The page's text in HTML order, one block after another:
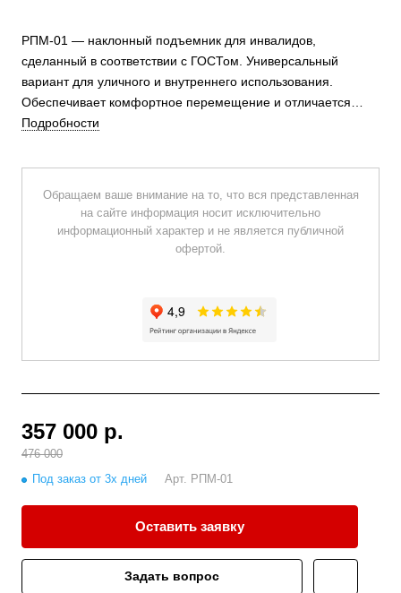
РПМ-01 — наклонный подъемник для инвалидов,
сделанный в соответствии с ГОСТом. Универсальный
вариант для уличного и внутреннего использования.
Обеспечивает комфортное перемещение и отличается
прочной конструкцией и эстетичным дизайном.
Подробности
Обращаем ваше внимание на то, что вся представленная
на сайте информация носит исключительно
информационный характер и не является публичной
офертой.
357 000 р.
476 000
Под заказ от 3х дней
Арт. РПМ-01
Оставить заявку
Задать вопрос